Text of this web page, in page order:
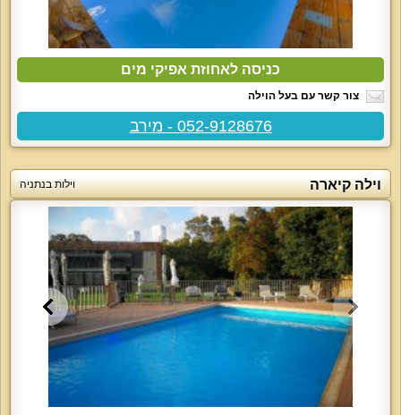
כניסה לאחוזת אפיקי מים
צור קשר עם בעל הוילה
052-9128676 - מירב
וילה קיארה וילות בנתניה